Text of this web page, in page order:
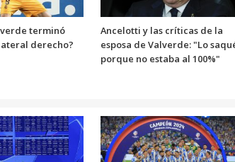
terminó
derecho?
Ancelotti y las críticas de la
esposa de Valverde: "Lo
porque no estaba al 100%"